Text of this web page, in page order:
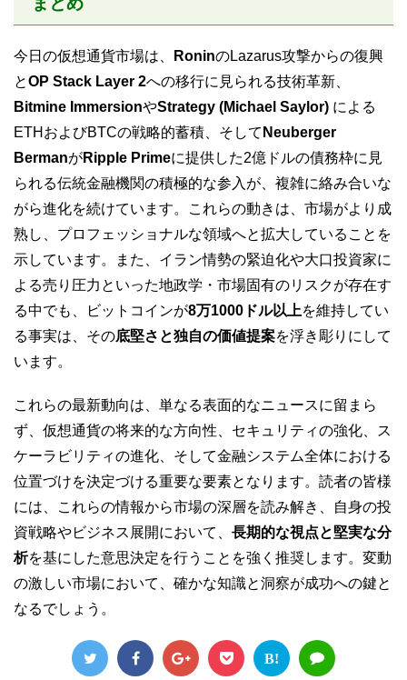
今日の仮想通貨市場は、 RoninのLazarus攻撃からの復興
とOP Stack Layer 2への移行に見られる技術革新、
Bitmine ImmersionやStrategy (Michael Saylor) による
ETHおよびBTCの戦略的蓄積、そして Neuberger
BermanがRipple Primeに提供した2億ドルの債務枠に見
られる伝統金融機関の積極的な参入が、複雑に絡み合いな
がら進化を続けています。これらの動きは、市場がより成
熟し、プロフェッショナルな領域へと拡大していることを
示しています。また、イラン情勢の緊迫化や大口投資家に
よる売り圧力といった地政学・市場固有のリスクが存在す
る中でも、ビットコインが8万1000ドル以上を維持してい
る事実は、その底堅さと独自の価値提案を浮き彫りにして
います。
これらの最新動向は、単なる表面的なニュースに留まら
ず、仮想通貨の将来的な方向性、セキュリティの強化、ス
ケーラビリティの進化、そして金融システム全体における
位置づけを決定づける重要な要素となります。読者の皆様
には、これらの情報から市場の深層を読み解き、自身の投
資戦略やビジネス展開において、 長期的な視点と堅実な分
析を基にした意思決定を行うことを強く推奨します。変動
の激しい市場において、確かな知識と洞察が成功への鍵と
なるでしょう。
B!